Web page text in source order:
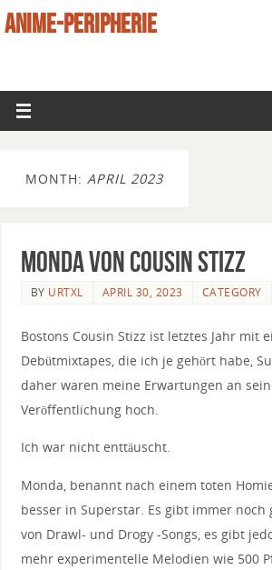
ANIME-PERIPHERIE
MONTH: APRIL 2023
Monda von Cousin Stizz
BY URTXL APRIL 30, 2023 CATEGORY
Bostons Cousin Stizz ist letztes Jahr mit
Debütmixtapes, die ich je gehört habe,
daher waren meine Erwartungen an
Veröffentlichung hoch.
Ich war nicht enttäuscht.
Monda, benannt nach einem toten
besser in Superstar. Es gibt immer noch
von Drawl- und Drogy -Songs, es gibt
mehr experimentelle Melodien wie 500